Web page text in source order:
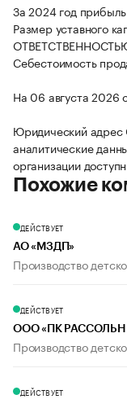
За 2024 год
Размер уставного
Себестоимость
На 06 августа 2026
Юридический
аналитические
организации
Похожие
ДЕЙСТВУЕТ
АО «МЗДП»
Производство
ДЕЙСТВУЕТ
ООО «ПК
Производство
ДЕЙСТВУЕТ